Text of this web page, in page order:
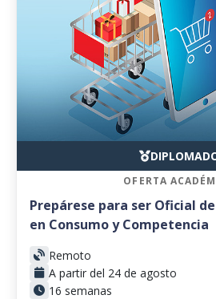
OFERTA
Prepárese para ser Oficial
en Consumo y Competencia
Remoto
A partir del 24 de agosto
16 semanas